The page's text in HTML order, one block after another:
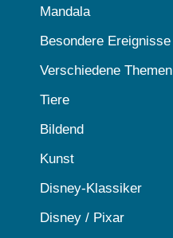
Mandala
Besondere Ereignisse
Verschiedene Themen
Tiere
Bildend
Kunst
Disney-Klassiker
Disney / Pixar